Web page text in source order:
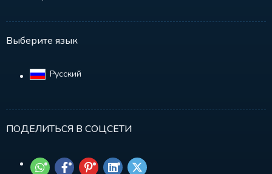
Выберите язык
Русский‎
ПОДЕЛИТЬСЯ В СОЦСЕТИ